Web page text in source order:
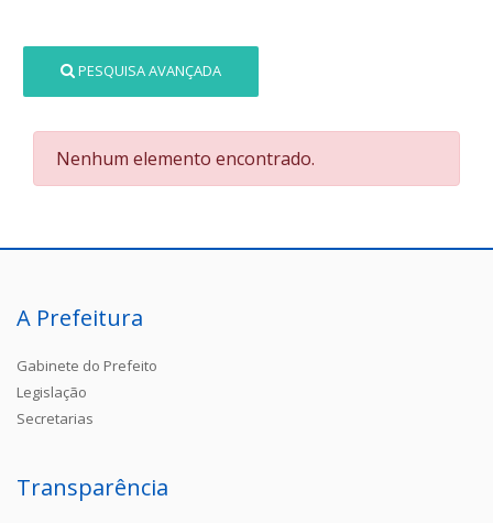
PESQUISA AVANÇADA
Nenhum elemento encontrado.
A Prefeitura
Gabinete do Prefeito
Legislação
Secretarias
Transparência